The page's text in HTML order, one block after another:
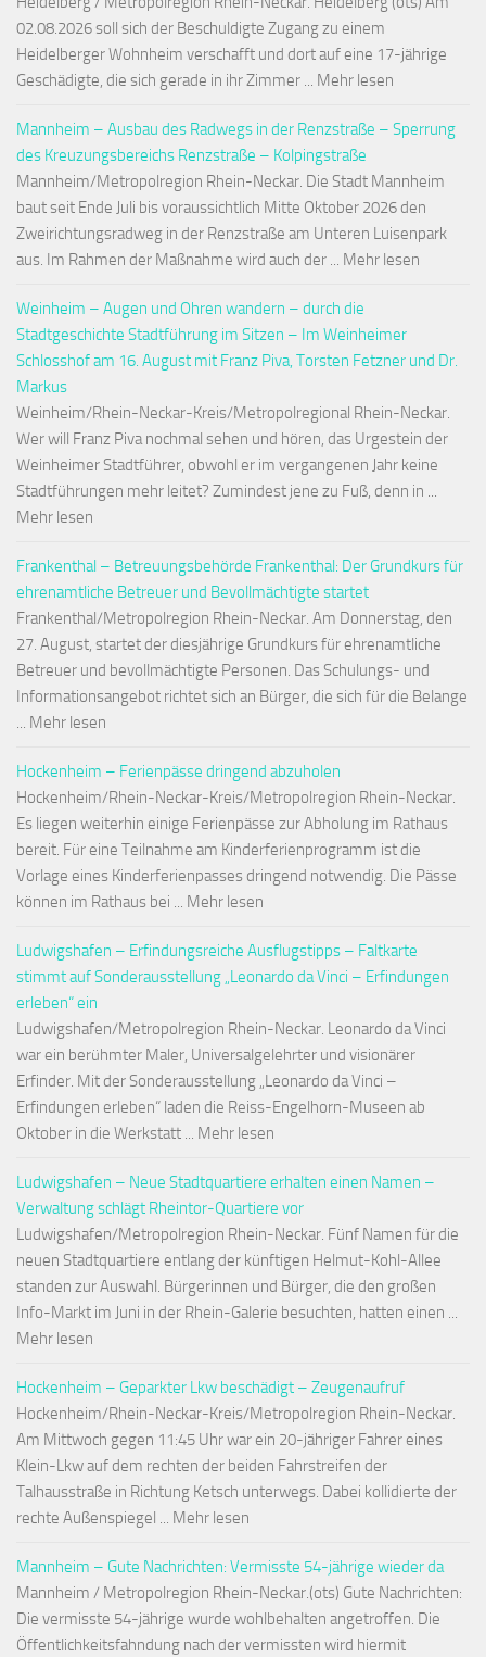
02.08.2026 soll sich der Beschuldigte Zugang zu einem
Heidelberger Wohnheim verschafft und dort auf eine 17-jährige
Geschädigte, die sich gerade in ihr Zimmer ... Mehr lesen
Mannheim – Ausbau des Radwegs in der Renzstraße – Sperrung
des Kreuzungsbereichs Renzstraße – Kolpingstraße
Mannheim/Metropolregion Rhein-Neckar. Die Stadt Mannheim
baut seit Ende Juli bis voraussichtlich Mitte Oktober 2026 den
Zweirichtungsradweg in der Renzstraße am Unteren Luisenpark
aus. Im Rahmen der Maßnahme wird auch der ... Mehr lesen
Weinheim – Augen und Ohren wandern – durch die
Stadtgeschichte Stadtführung im Sitzen – Im Weinheimer
Schlosshof am 16. August mit Franz Piva, Torsten Fetzner und Dr.
Markus
Weinheim/Rhein-Neckar-Kreis/Metropolregional Rhein-Neckar.
Wer will Franz Piva nochmal sehen und hören, das Urgestein der
Weinheimer Stadtführer, obwohl er im vergangenen Jahr keine
Stadtführungen mehr leitet? Zumindest jene zu Fuß, denn in ...
Mehr lesen
Frankenthal – Betreuungsbehörde Frankenthal: Der Grundkurs für
ehrenamtliche Betreuer und Bevollmächtigte startet
Frankenthal/Metropolregion Rhein-Neckar. Am Donnerstag, den
27. August, startet der diesjährige Grundkurs für ehrenamtliche
Betreuer und bevollmächtigte Personen. Das Schulungs- und
Informationsangebot richtet sich an Bürger, die sich für die Belange
... Mehr lesen
Hockenheim – Ferienpässe dringend abzuholen
Hockenheim/Rhein-Neckar-Kreis/Metropolregion Rhein-Neckar.
Es liegen weiterhin einige Ferienpässe zur Abholung im Rathaus
bereit. Für eine Teilnahme am Kinderferienprogramm ist die
Vorlage eines Kinderferienpasses dringend notwendig. Die Pässe
können im Rathaus bei ... Mehr lesen
Ludwigshafen – Erfindungsreiche Ausflugstipps – Faltkarte
stimmt auf Sonderausstellung „Leonardo da Vinci – Erfindungen
erleben“ ein
Ludwigshafen/Metropolregion Rhein-Neckar. Leonardo da Vinci
war ein berühmter Maler, Universalgelehrter und visionärer
Erfinder. Mit der Sonderausstellung „Leonardo da Vinci –
Erfindungen erleben“ laden die Reiss-Engelhorn-Museen ab
Oktober in die Werkstatt ... Mehr lesen
Ludwigshafen – Neue Stadtquartiere erhalten einen Namen –
Verwaltung schlägt Rheintor-Quartiere vor
Ludwigshafen/Metropolregion Rhein-Neckar. Fünf Namen für die
neuen Stadtquartiere entlang der künftigen Helmut-Kohl-Allee
standen zur Auswahl. Bürgerinnen und Bürger, die den großen
Info-Markt im Juni in der Rhein-Galerie besuchten, hatten einen ...
Mehr lesen
Hockenheim – Geparkter Lkw beschädigt – Zeugenaufruf
Hockenheim/Rhein-Neckar-Kreis/Metropolregion Rhein-Neckar.
Am Mittwoch gegen 11:45 Uhr war ein 20-jähriger Fahrer eines
Klein-Lkw auf dem rechten der beiden Fahrstreifen der
Talhausstraße in Richtung Ketsch unterwegs. Dabei kollidierte der
rechte Außenspiegel ... Mehr lesen
Mannheim – Gute Nachrichten: Vermisste 54-jährige wieder da
Mannheim / Metropolregion Rhein-Neckar.(ots) Gute Nachrichten:
Die vermisste 54-jährige wurde wohlbehalten angetroffen. Die
Öffentlichkeitsfahndung nach der vermissten wird hiermit